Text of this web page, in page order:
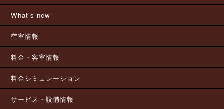
What's new
空室情報
料金・客室情報
料金シミュレーション
サービス・設備情報